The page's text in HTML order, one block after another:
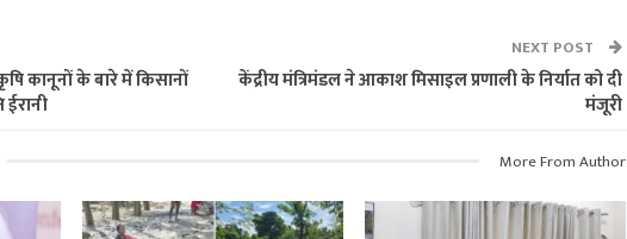
कानूनों के बारे में किसानों
NEXT POST
केंद्रीय मंत्रिमंडल ने आकाश मिसाइल प्रणाली के निर्यात को दी
मंजूरी
More From Author